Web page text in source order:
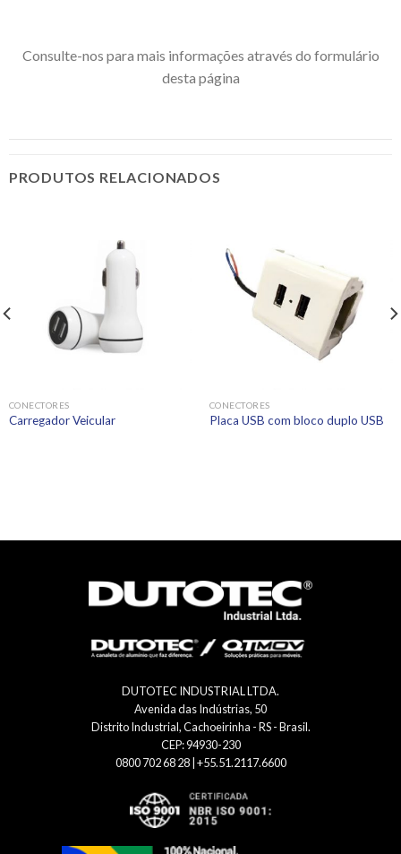
Consulte-nos para mais informações através do formulário
desta página
PRODUTOS RELACIONADOS
CONECTORES
Carregador Veicular
CONECTORES
Placa USB com bloco duplo USB
DUTOTEC INDUSTRIAL LTDA.
Avenida das Indústrias, 50
Distrito Industrial, Cachoeirinha - RS - Brasil.
CEP: 94930-230
0800 702 68 28 | +55.51.2117.6600